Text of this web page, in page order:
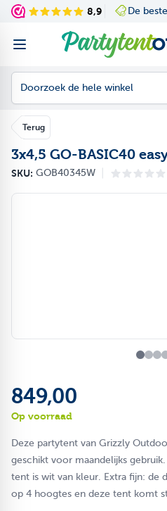
Ga naar de inhoud8,9 De
Terug
3x4,5 GO-BASIC40
SKU: GOB40345W
849,00
Op voorraad
Deze partytent van Grizzly
geschikt voor maandelijks
tent is wit van kleur. Extra fijn: de
op 4 hoogtes en deze tent komt